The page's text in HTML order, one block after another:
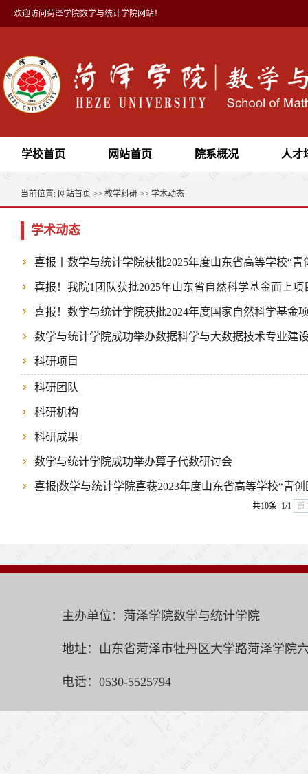
欢迎访问菏泽学院数学与统计学院网站！
学校首页 网站首页 院系概况 人才
当前位置: 网站首页 >> 教学科研 >> 学术动态
学术动态
喜报丨数学与统计学院获批2025年度山东省高等学校“青
喜报！我院1团队获批2025年山东省自然科学基金面上项
喜报！数学与统计学院获批2024年度国家自然科学基金
数学与统计学院成功举办数据科学与大数据技术专业建
科研项目
科研团队
科研机构
科研成果
数学与统计学院成功举办算子代数研讨会
喜报|数学与统计学院喜获2023年度山东省高等学校“青
共10条 1/1 首
主办单位：菏泽学院数学与统计学院
地址：山东省菏泽市牡丹区大学路菏泽学院
电话：0530-5525794